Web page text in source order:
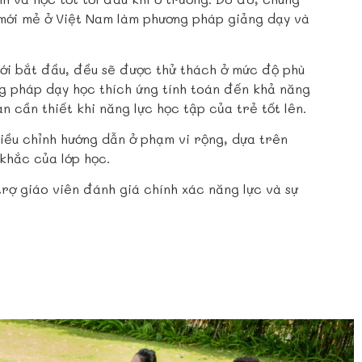
mẻ ở Việt Nam làm phương pháp giảng dạy và
bắt đầu, đều sẽ được thử thách ở mức độ phù
dạy học thích ứng tính toán đến khả năng
cần thiết khi năng lực học tập của trẻ tốt lên.
chỉnh hướng dẫn ở phạm vi rộng, dựa trên
của lớp học.
giáo viên đánh giá chính xác năng lực và sự